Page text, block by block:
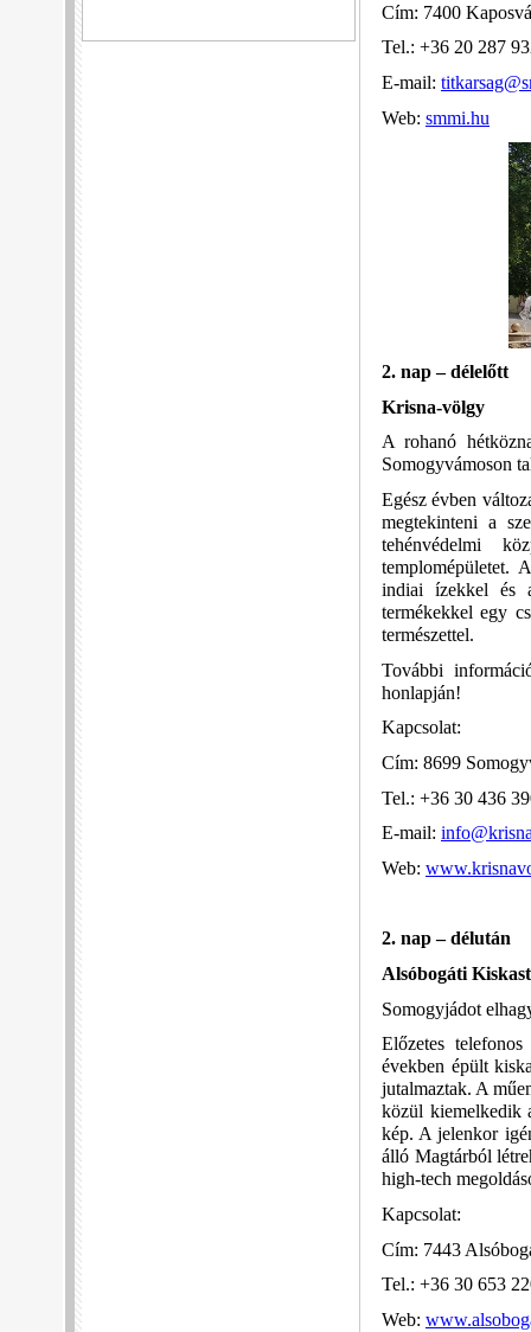
Cím: 7400
Tel.: +36 20 287
E-mail:
Web: smmi.hu
2. nap – délelőtt
Krisna-völgy
A rohanó
Somogyvámoson
Egész évben
megtekinteni a
tehénvédelmi
templomépületet.
indiai ízekkel és
termékekkel egy
természettel.
További
honlapján!
Kapcsolat:
Cím: 8699
Tel.: +36 30 436
E-mail:
Web:
2. nap – délután
Alsóbogáti
Somogyjádot
Előzetes
években épült
jutalmaztak. A
közül kiemelkedik
kép. A jelenkor
álló Magtárból
high-tech
Kapcsolat:
Cím: 7443
Tel.: +36 30 653
Web: